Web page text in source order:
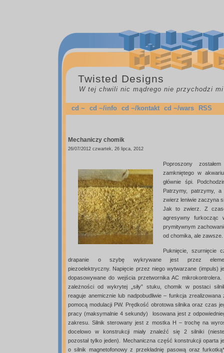
Twisted Designs
W tej chwili nic mądrego nie przychodzi mi
cd ~ cd ~/info cd ~/kontakt cd ~/wars RSS
Mechaniczy chomik
26/07/2012 czwartek, 26 lipca, 2012
Poproszony
zamkniętego w
głównie śpi.
Patrzymy, patrzymy,
zwierz leniwie zaczyna
Jak to zwierz. Z
agresywny
prymitywnym
od chomika, ale zawsze.
Puknięcie, szurnięcie
drapanie o szybę wykrywane jest przez
piezoelektryczny. Napięcie przez niego wytwarzane (impuls)
dopasowywane do wejścia przetwornika AC mikrokontrolera.
zależności od wykrytej „siły” stuku, chomik w postaci
reaguje anemicznie lub nadpobudliwie – funkcja zrealizowana
pomocą modulacji PW. Prędkość obrotowa silnika oraz czas
pracy (maksymalnie 4 sekundy) losowana jest z
zakresu. Silnik sterowany jest z mostka H – trochę na
docelowo w konstrukcji miały znaleźć się 2 silniki
pozostał tylko jeden). Mechaniczna część konstrukcji oparta
o silnik magnetofonowy z przekładnię pasową oraz